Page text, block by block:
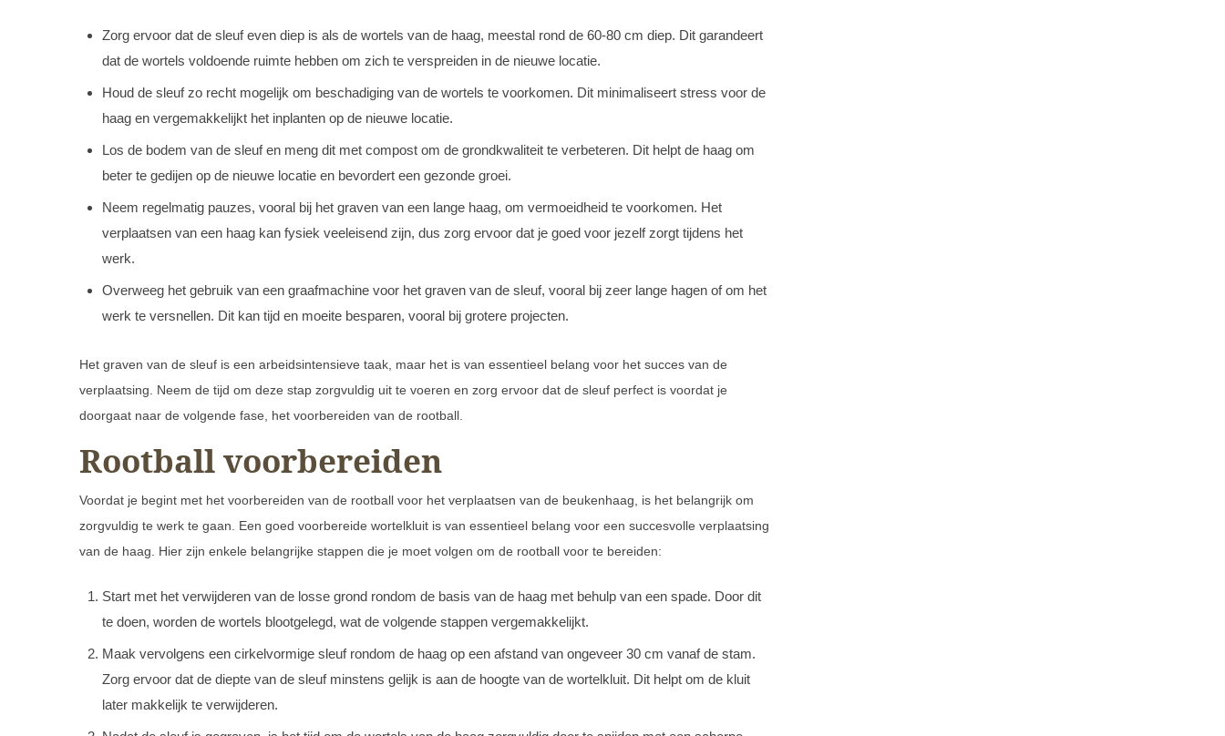
Zorg ervoor dat de sleuf even diep is als de wortels van de haag, meestal rond de 60-80 cm diep. Dit garandeert
dat de wortels voldoende ruimte hebben om zich te verspreiden in de nieuwe locatie.
Houd de sleuf zo recht mogelijk om beschadiging van de wortels te voorkomen. Dit minimaliseert stress voor de
haag en vergemakkelijkt het inplanten op de nieuwe locatie.
Los de bodem van de sleuf en meng dit met compost om de grondkwaliteit te verbeteren. Dit helpt de haag om
beter te gedijen op de nieuwe locatie en bevordert een gezonde groei.
Neem regelmatig pauzes, vooral bij het graven van een lange haag, om vermoeidheid te voorkomen. Het
verplaatsen van een haag kan fysiek veeleisend zijn, dus zorg ervoor dat je goed voor jezelf zorgt tijdens het
werk.
Overweeg het gebruik van een graafmachine voor het graven van de sleuf, vooral bij zeer lange hagen of om het
werk te versnellen. Dit kan tijd en moeite besparen, vooral bij grotere projecten.
Het graven van de sleuf is een arbeidsintensieve taak, maar het is van essentieel belang voor het succes van de
verplaatsing. Neem de tijd om deze stap zorgvuldig uit te voeren en zorg ervoor dat de sleuf perfect is voordat je
doorgaat naar de volgende fase, het voorbereiden van de rootball.
Rootball voorbereiden
Voordat je begint met het voorbereiden van de rootball voor het verplaatsen van de beukenhaag, is het belangrijk om
zorgvuldig te werk te gaan. Een goed voorbereide wortelkluit is van essentieel belang voor een succesvolle verplaatsing
van de haag. Hier zijn enkele belangrijke stappen die je moet volgen om de rootball voor te bereiden:
Start met het verwijderen van de losse grond rondom de basis van de haag met behulp van een spade. Door dit
te doen, worden de wortels blootgelegd, wat de volgende stappen vergemakkelijkt.
Maak vervolgens een cirkelvormige sleuf rondom de haag op een afstand van ongeveer 30 cm vanaf de stam.
Zorg ervoor dat de diepte van de sleuf minstens gelijk is aan de hoogte van de wortelkluit. Dit helpt om de kluit
later makkelijk te verwijderen.